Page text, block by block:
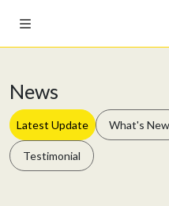
News
Latest Update What's New
Testimonial